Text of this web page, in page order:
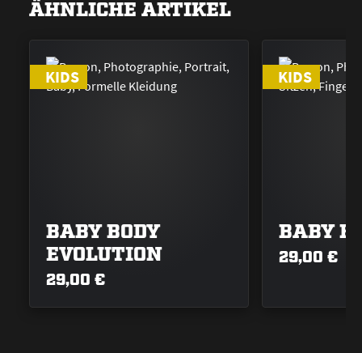
ÄHNLICHE ARTIKEL
KIDS
BABY BODY
EVOLUTION
29,00 €
KIDS
BABY
29,00 €